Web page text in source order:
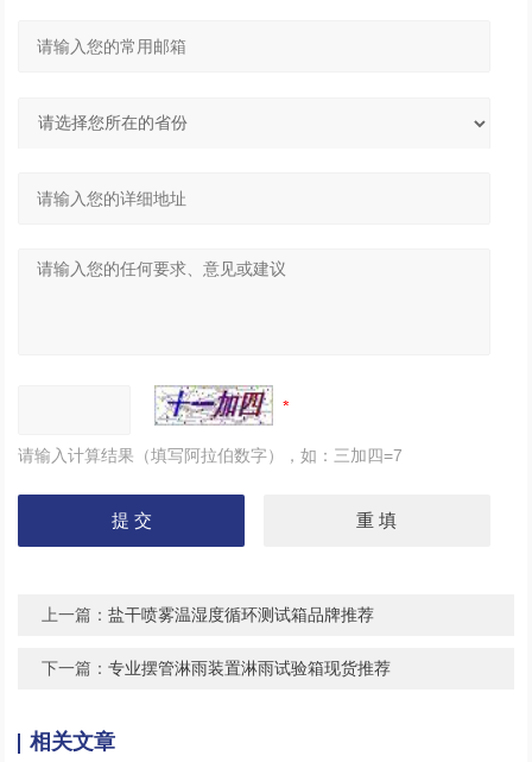
请输入计算结果（填写阿拉伯数字），如：三加四=7
上一篇：盐干喷雾温湿度循环测试箱品牌推荐
下一篇：专业摆管淋雨装置淋雨试验箱现货推荐
相关文章